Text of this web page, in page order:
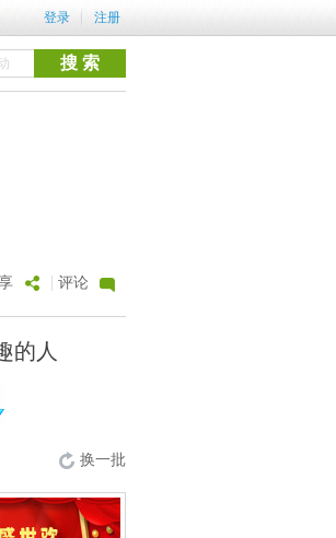
登录 注册
| 评论
的人
换一批